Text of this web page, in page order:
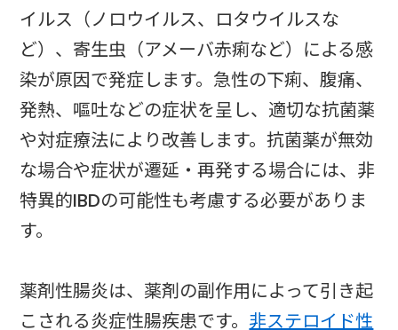
イルス（ノロウイルス、ロタウイルスな
ど）、寄生虫（アメーバ赤痢など）による感
染が原因で発症します。急性の下痢、腹痛、
発熱、嘔吐などの症状を呈し、適切な抗菌薬
や対症療法により改善します。抗菌薬が無効
な場合や症状が遷延・再発する場合には、非
特異的IBDの可能性も考慮する必要がありま
す。
薬剤性腸炎は、薬剤の副作用によって引き起
こされる炎症性腸疾患です。 非ステロイド性